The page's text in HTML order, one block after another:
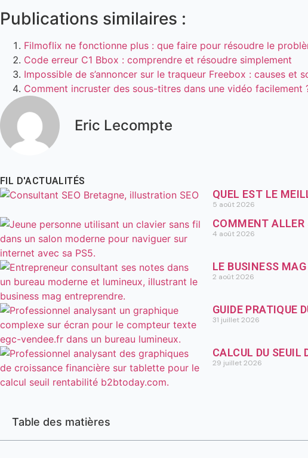
Publications similaires :
Filmoflix ne fonctionne plus : que faire pour résoudre le
Code erreur C1 Bbox​ : comprendre et résoudre simplement
Impossible de s’annoncer sur le traqueur Freebox : causes et
Comment incruster des sous-titres dans une vidéo facilement
Eric Lecompte
FIL D'ACTUALITÉS
QUEL EST LE
5 août 2026
COMMENT ALLER
4 août 2026
LE BUSINESS
2 août 2026
GUIDE PRATIQUE
31 juillet 2026
CALCUL DU SEUIL
29 juillet 2026
Table des matières